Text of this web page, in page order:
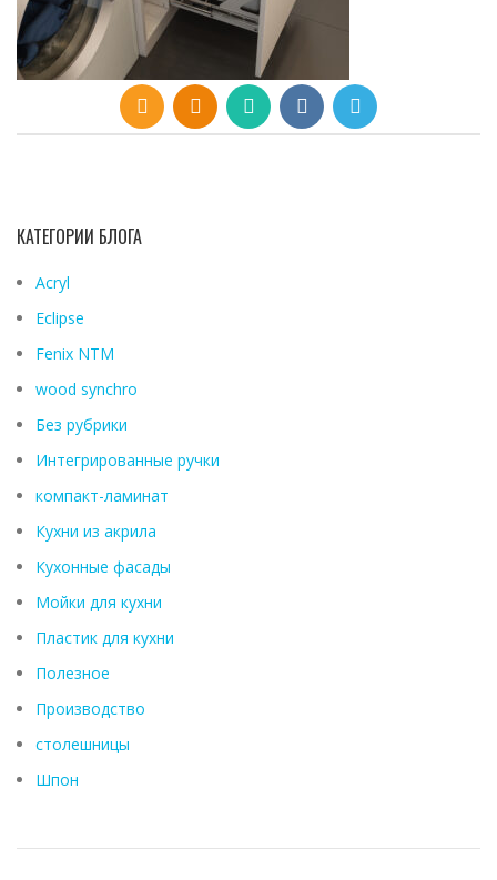
КАТЕГОРИИ БЛОГА
Acryl
Eclipse
Fenix ​​NTM
wood synchro
Без рубрики
Интегрированные ручки
компакт-ламинат
Кухни из акрила
Кухонные фасады
Мойки для кухни
Пластик для кухни
Полезное
Производство
столешницы
Шпон